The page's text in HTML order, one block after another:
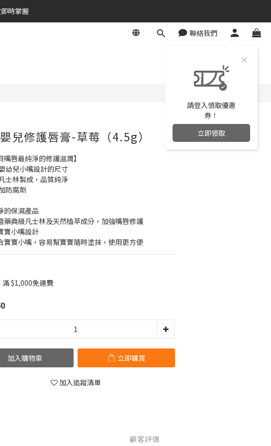
時掌握
聯絡我們
請登入領取優惠
券！
立即領取
兒修護唇膏-草莓（4.5g）
嘴唇最純淨的修護滋潤】
幼兒小嘴設計的尺寸
士林製成，品質純淨
防腐劑
保濕產品
藥典級凡士林及天然植萃成分，加強嘴唇修護
寶小嘴設計
寶寶小嘴，容易幫寶寶隨時塗抹，使用更方便
滿 $1,000免運費
加入購物車 立即購買
加入追蹤清單
顧客評價
立即購買